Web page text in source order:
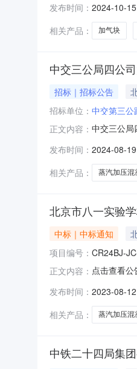
元整）请你
H13
发布时间： 2024-10-
相关产品：
加气块
中交三公局四公
招标｜招标公告
招标单位： 中交第三公
正文内容： 中交三公局
及H13地块
标。招标人
发布时间： 2024-08-
相关产品：
蒸汽加压混
北京市八一实验
中标｜中标通知
项目编号： CR24BJ-
正文内容： 点击查看
2023-
发布时间： 2023-08-12
相关产品：
蒸汽加压混
中铁二十四局集